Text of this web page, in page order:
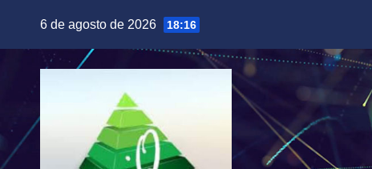
contenido
6 de agosto de 2026 18:16